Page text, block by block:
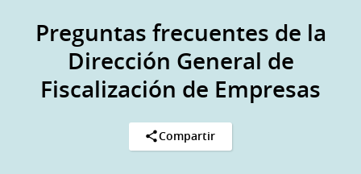
Preguntas frecuentes de la
Dirección General de
Fiscalización de Empresas
Compartir